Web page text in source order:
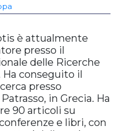
è attualmente
presso il
delle Ricerche
Ha conseguito il
presso
in Grecia. Ha
90 articoli su
e libri, con